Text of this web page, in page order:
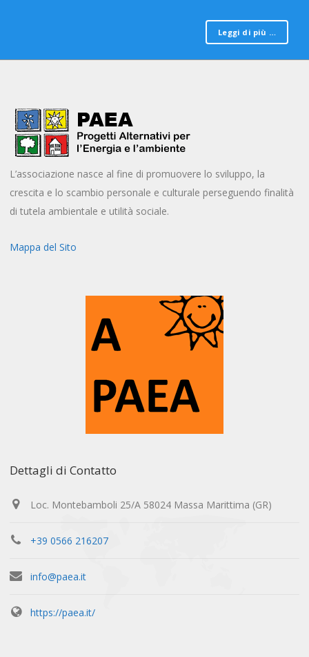
Leggi di più …
L’associazione nasce al fine di promuovere lo sviluppo, la
crescita e lo scambio personale e culturale perseguendo finalità
di tutela ambientale e utilità sociale.
Mappa del Sito
Dettagli di Contatto
Loc. Montebamboli 25/A 58024 Massa Marittima (GR)
+39 0566 216207
info@paea.it
https://paea.it/